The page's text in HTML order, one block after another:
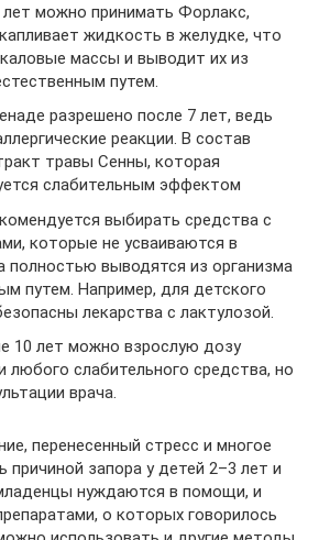
можно принимать Форлакс,
жидкость в желудке, что
массы и выводит их из
путем.
разрешено после 7 лет, ведь
реакции. В состав
травы Сенны, которая
слабительным эффектом
выбирать средства с
которые не усваиваются в
полностью выводятся из организма
путем. Например, для детского
лекарства с лактулозой.
10 лет можно взрослую дозу
любого слабительного средства, но
врача.
перенесенный стресс и многое
причиной запора у детей 2–3 лет и
нуждаются в помощи, и
о которых говорилось